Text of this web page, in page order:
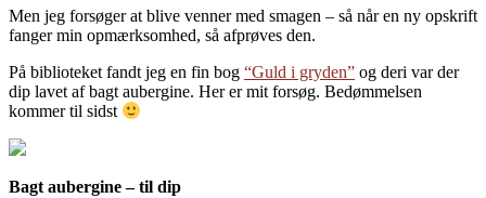
Men jeg forsøger at blive venner med smagen – så når en ny opskrift
fanger min opmærksomhed, så afprøves den.
På biblioteket fandt jeg en fin bog “Guld i gryden” og deri var der
dip lavet af bagt aubergine. Her er mit forsøg. Bedømmelsen
kommer til sidst
Bagt aubergine – til dip